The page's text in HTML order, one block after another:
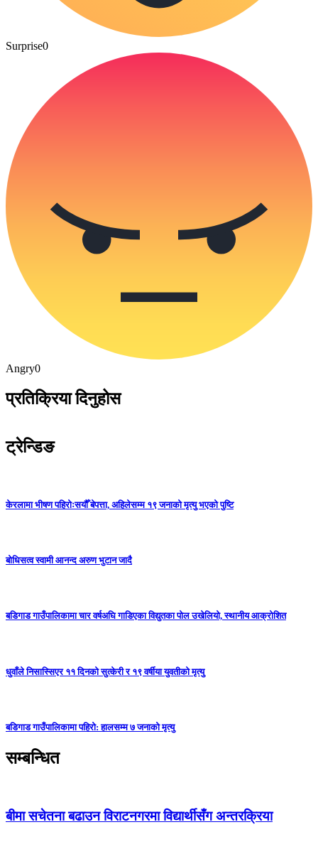
Surprise0
Angry0
प्रतिक्रिया दिनुहोस
ट्रेन्डिङ
केरलामा भीषण पहिरोःसयौँ बेपत्ता, अहिलेसम्म १९ जनाको मृत्यु भएको पुष्टि
बोधिसत्व स्वामी आनन्द अरुण भुटान जादै
बडिगाड गाउँपालिकामा चार वर्षअघि गाडिएका विद्युतका पोल उखेलियो, स्थानीय आक्रोशित
धुवाँले निसास्सिएर ११ दिनको सुत्केरी र १९ वर्षीया युवतीको मृत्यु
बडिगाड गाउँपालिकामा पहिरो: हालसम्म ७ जनाको मृत्यु
सम्बन्धित
बीमा सचेतना बढाउन विराटनगरमा विद्यार्थीसँग अन्तरक्रिया